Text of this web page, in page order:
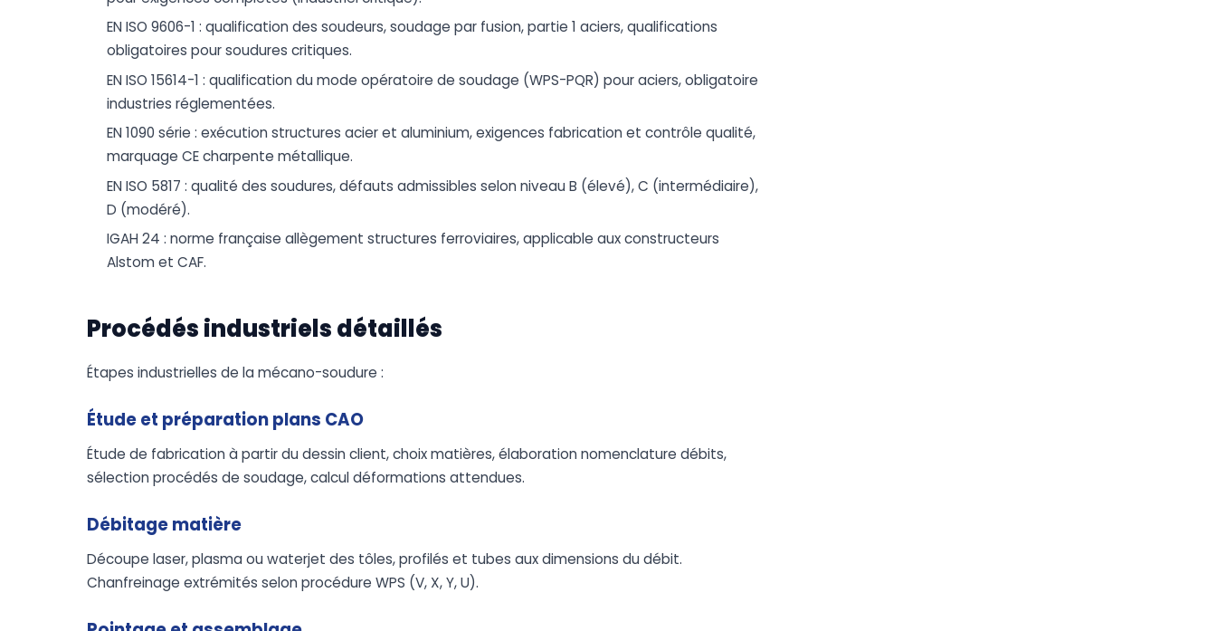
EN ISO 9606-1 : qualification des soudeurs, soudage par fusion, partie 1 aciers, qualifications
obligatoires pour soudures critiques.
EN ISO 15614-1 : qualification du mode opératoire de soudage (WPS-PQR) pour aciers, obligatoire
industries réglementées.
EN 1090 série : exécution structures acier et aluminium, exigences fabrication et contrôle qualité,
marquage CE charpente métallique.
EN ISO 5817 : qualité des soudures, défauts admissibles selon niveau B (élevé), C (intermédiaire),
D (modéré).
IGAH 24 : norme française allègement structures ferroviaires, applicable aux constructeurs
Alstom et CAF.
Procédés industriels détaillés
Étapes industrielles de la mécano-soudure :
Étude et préparation plans CAO
Étude de fabrication à partir du dessin client, choix matières, élaboration nomenclature débits,
sélection procédés de soudage, calcul déformations attendues.
Débitage matière
Découpe laser, plasma ou waterjet des tôles, profilés et tubes aux dimensions du débit.
Chanfreinage extrémités selon procédure WPS (V, X, Y, U).